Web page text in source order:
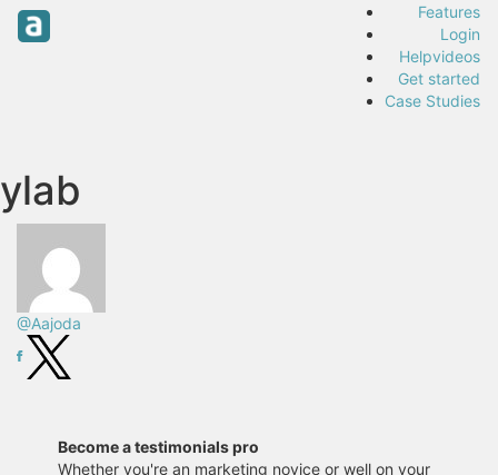
Features
Login
Helpvideos
Get started
Case Studies
ylab
@Aajoda
Become a testimonials pro
Whether you're an marketing novice or well on your